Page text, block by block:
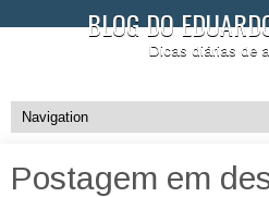
BLOG DO
Dicas diárias de
Postagem em